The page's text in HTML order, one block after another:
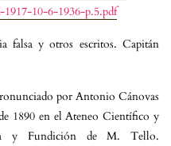
10-6-1936-p.5.pdf
falsa y otros escritos. Capitán
por Antonio Cánovas
1890 en el Ateneo Científico y
y Fundición de M. Tello.